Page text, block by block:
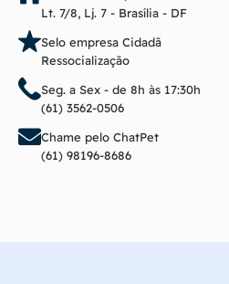
Lt. 7/8, Lj. 7 - Brasília - DF
Selo empresa Cidadã
Ressocialização
Seg. a Sex - de 8h às 17:30h
(61) 3562-0506
Chame pelo ChatPet
(61) 98196-8686